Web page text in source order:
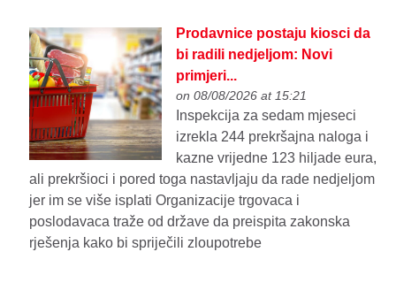
Prodavnice postaju kiosci da
bi radili nedjeljom: Novi
primjeri...
on 08/08/2026 at 15:21
Inspekcija za sedam mjeseci
izrekla 244 prekršajna naloga i
kazne vrijedne 123 hiljade eura,
ali prekršioci i pored toga nastavljaju da rade nedjeljom
jer im se više isplati Organizacije trgovaca i
poslodavaca traže od države da preispita zakonska
rješenja kako bi spriječili zloupotrebe